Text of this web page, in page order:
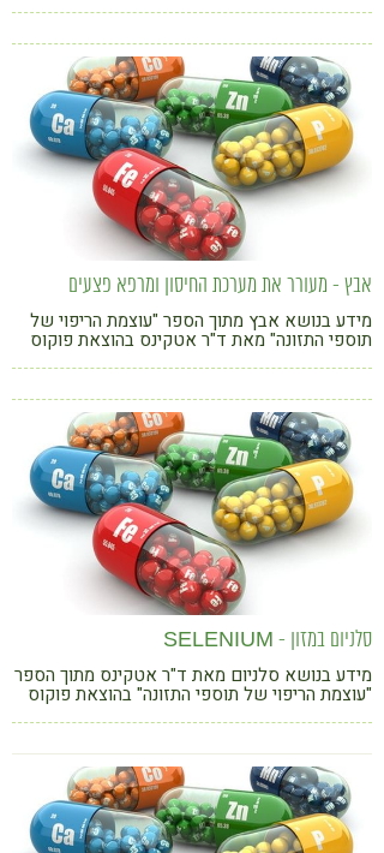
אבץ - מעורר את מערכת החיסון ומרפא פצעים
מידע בנושא אבץ מתוך הספר "עוצמת הריפוי של
תוספי התזונה" מאת ד"ר אטקינס בהוצאת פוקוס
סלניום במזון - SELENIUM
מידע בנושא סלניום מאת ד"ר אטקינס מתוך הספר
"עוצמת הריפוי של תוספי התזונה" בהוצאת פוקוס